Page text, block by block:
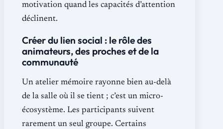
motivation quand les capacités d’attention
déclinent.
Créer du lien social : le rôle des
animateurs, des proches et de la
communauté
Un atelier mémoire rayonne bien au-delà
de la salle où il se tient ; c’est un micro-
écosystème. Les participants suivent
rarement un seul groupe. Certains